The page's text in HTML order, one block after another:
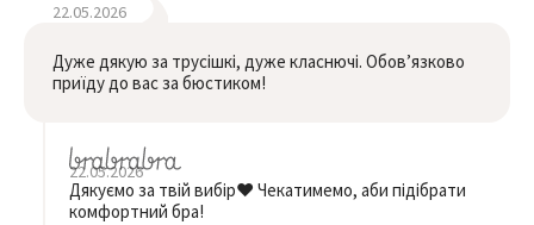
22.05.2026
Дуже дякую за трусішкі, дуже класнючі. Обовʼязково
приїду до вас за бюстиком!
22.05.2026
Дякуємо за твій вибір❤️ Чекатимемо, аби підібрати
комфортний бра!